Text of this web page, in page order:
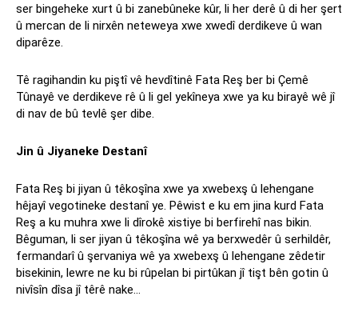
ser bingeheke xurt û bi zanebûneke kûr, li her derê û di her şert
û mercan de li nirxên neteweya xwe xwedî derdikeve û wan
diparêze.
Tê ragihandin ku piştî vê hevdîtinê Fata Reş ber bi Çemê
Tûnayê ve derdikeve rê û li gel yekîneya xwe ya ku birayê wê jî
di nav de bû tevlê şer dibe.
Jin û Jiyaneke Destanî
Fata Reş bi jiyan û têkoşîna xwe ya xwebexş û lehengane
hêjayî vegotineke destanî ye. Pêwist e ku em jina kurd Fata
Reş a ku muhra xwe li dîrokê xistiye bi berfirehî nas bikin.
Bêguman, li ser jiyan û têkoşîna wê ya berxwedêr û serhildêr,
fermandarî û şervaniya wê ya xwebexş û lehengane zêdetir
bisekinin, lewre ne ku bi rûpelan bi pirtûkan jî tişt bên gotin û
nivîsîn dîsa jî têrê nake…